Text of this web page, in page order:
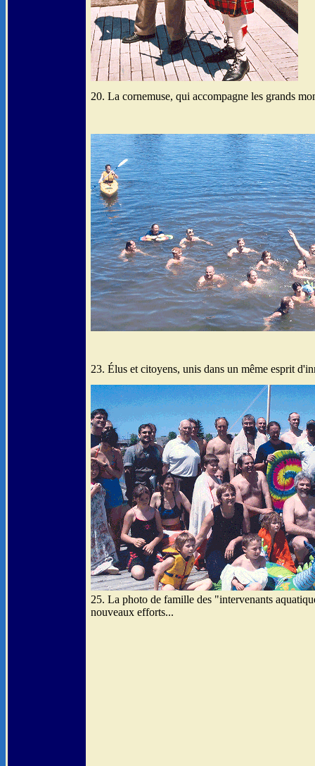
20. La cornemuse, qui accompagne les grands
23. Élus et citoyens, unis dans un même esprit
25. La photo de famille des "intervenants
nouveaux efforts...